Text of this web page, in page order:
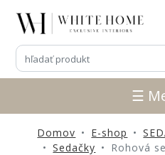
3D
NÁVRHY
NOVINKY
PRODUKTY
☰
Domov E-shop
Sedačky
Rohová